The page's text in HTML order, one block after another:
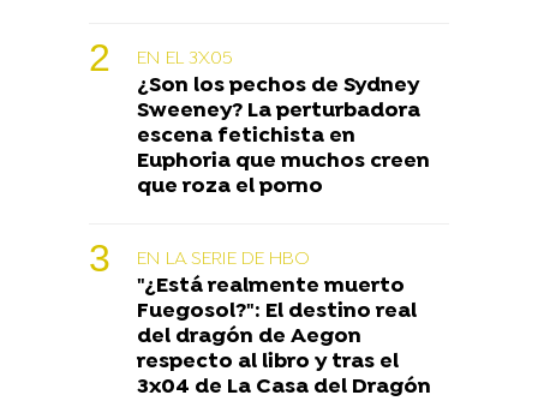
EN EL 3X05
¿Son los pechos de Sydney
Sweeney? La perturbadora
escena fetichista en
Euphoria que muchos creen
que roza el porno
EN LA SERIE DE HBO
"¿Está realmente muerto
Fuegosol?": El destino real
del dragón de Aegon
respecto al libro y tras el
3x04 de La Casa del Dragón